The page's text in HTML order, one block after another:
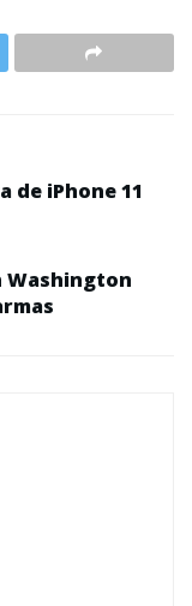
de iPhone 11
Washington